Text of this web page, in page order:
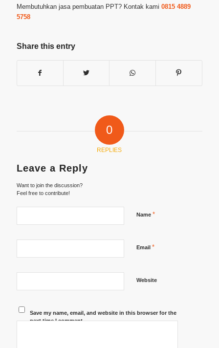
Membutuhkan jasa pembuatan PPT? Kontak kami 0815 4889
5758
Share this entry
0
REPLIES
Leave a Reply
Want to join the discussion?
Feel free to contribute!
Name *
Email *
Website
Save my name, email, and website in this browser for the
next time I comment.